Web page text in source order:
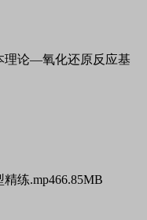
理论—氧化还原反应基
精练.mp466.85MB